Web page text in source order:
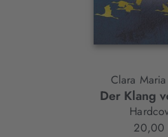
Clara
Der Klang
20,00